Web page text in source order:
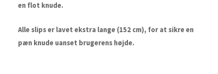
en flot knude.
Alle slips er lavet ekstra lange (152 cm), for at sikre en
pæn knude uanset brugerens højde.